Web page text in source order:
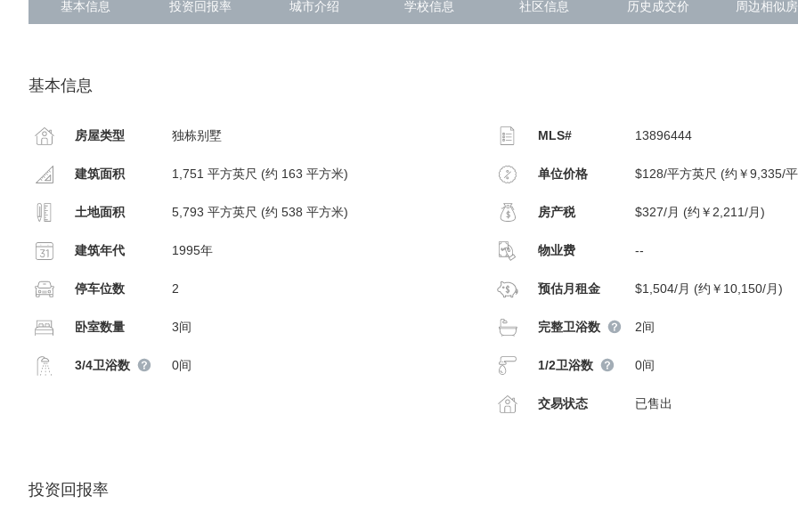
基本信息 投资回报率 城市介绍 学校信息 社区信息 历史成交价 周边相似
基本信息
房屋类型 独栋别墅
建筑面积 1,751 平方英尺 (约 163 平方米)
土地面积 5,793 平方英尺 (约 538 平方米)
建筑年代 1995年
停车位数 2
卧室数量 3间
3/4卫浴数 0间
MLS# 13896444
单位价格 $128/平方英尺 (约￥9,335/
房产税 $327/月 (约￥2,211/月)
物业费 --
预估月租金 $1,504/月 (约￥10,150/月)
完整卫浴数 2间
1/2卫浴数 0间
交易状态 已售出
投资回报率